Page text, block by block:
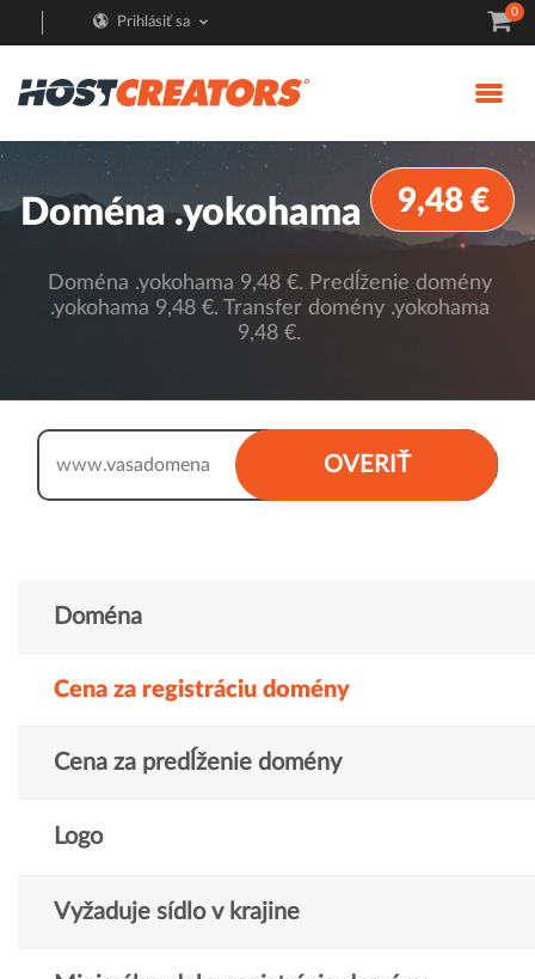
Prihlásiť sa
0
Doména .yokohama 9,48 €
Doména .yokohama 9,48 €. Predĺženie domény
.yokohama 9,48 €. Transfer domény .yokohama
9,48 €.
OVERIŤ
www.
Doména
Cena za registráciu domény
Cena za predĺženie domény
Logo
Vyžaduje sídlo v krajine